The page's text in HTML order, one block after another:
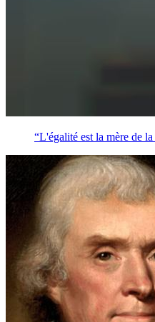
“L'égalité est la mère de la